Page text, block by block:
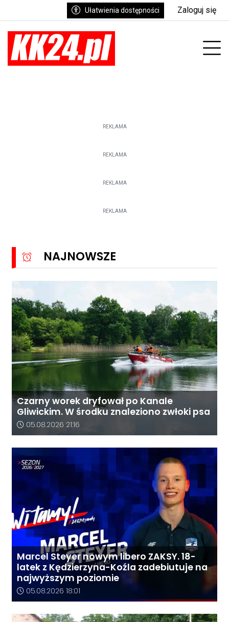
Ułatwienia dostępności Zaloguj się
REKLAMA
REKLAMA
REKLAMA
REKLAMA
KK24.plNAJNOWSZE
Czarny worek dryfował po Kanale
Gliwickim. W środku znaleziono zwłoki psa
Data dodania artykułu:
05.08.2026 21:16
Marcel Steyer nowym libero ZAKSY. 18-
latek z Kędzierzyna-Koźla zadebiutuje na
najwyższym poziomie
Data dodania artykułu:
05.08.2026 18:01